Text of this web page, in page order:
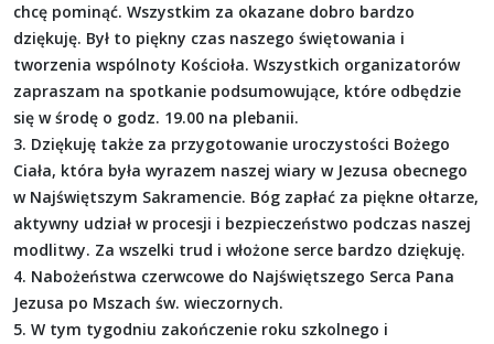
chcę pominąć. Wszystkim za okazane dobro bardzo
dziękuję. Był to piękny czas naszego świętowania i
tworzenia wspólnoty Kościoła. Wszystkich organizatorów
zapraszam na spotkanie podsumowujące, które odbędzie
się w środę o godz. 19.00 na plebanii.
3. Dziękuję także za przygotowanie uroczystości Bożego
Ciała, która była wyrazem naszej wiary w Jezusa obecnego
w Najświętszym Sakramencie. Bóg zapłać za piękne ołtarze,
aktywny udział w procesji i bezpieczeństwo podczas naszej
modlitwy. Za wszelki trud i włożone serce bardzo dziękuję.
4. Nabożeństwa czerwcowe do Najświętszego Serca Pana
Jezusa po Mszach św. wieczornych.
5. W tym tygodniu zakończenie roku szkolnego i